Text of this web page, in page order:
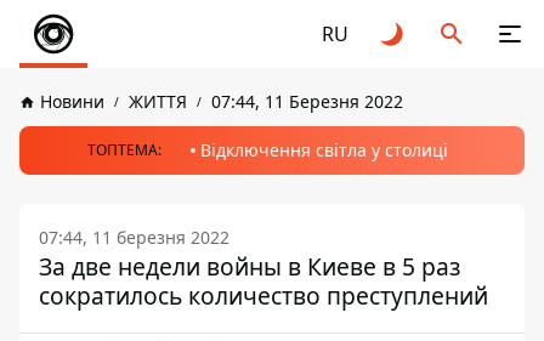
RU
Новини ЖИТТЯ 07:44, 11 Березня 2022
ТОПТЕМА: Відключення світла у столиці
07:44, 11 березня 2022
За две недели войны в Киеве в 5 раз
сократилось количество преступлений